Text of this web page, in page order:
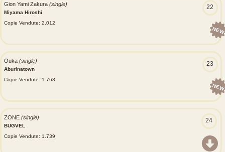
22
NEW
Gion Yami Zakura (single)
Miyama Hiroshi
Copie Vendute: 2.012
23
NEW
Ouka (single)
Aburinatown
Copie Vendute: 1.763
24
ZONE (single)
BUGVEL
Copie Vendute: 1.739